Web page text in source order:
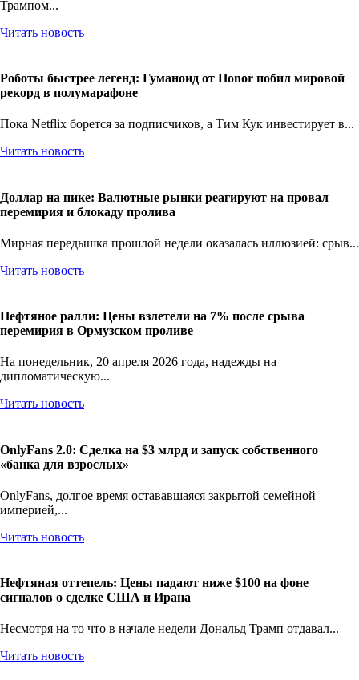
Трампом...
Читать новость
Роботы быстрее легенд: Гуманоид от Honor побил мировой
рекорд в полумарафоне
Пока Netflix борется за подписчиков, а Тим Кук инвестирует в...
Читать новость
Доллар на пике: Валютные рынки реагируют на провал
перемирия и блокаду пролива
Мирная передышка прошлой недели оказалась иллюзией: срыв...
Читать новость
Нефтяное ралли: Цены взлетели на 7% после срыва
перемирия в Ормузском проливе
На понедельник, 20 апреля 2026 года, надежды на
дипломатическую...
Читать новость
OnlyFans 2.0: Сделка на $3 млрд и запуск собственного
«банка для взрослых»
OnlyFans, долгое время остававшаяся закрытой семейной
империей,...
Читать новость
Нефтяная оттепель: Цены падают ниже $100 на фоне
сигналов о сделке США и Ирана
Несмотря на то что в начале недели Дональд Трамп отдавал...
Читать новость